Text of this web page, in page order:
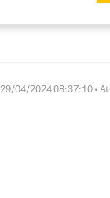
29/04/2024 08:37:10 •